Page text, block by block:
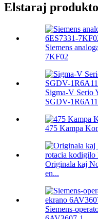
Elstaraj
Siemens
7KF02
Sigma-V Serio
SGDV-
475 Kampa
Originala kaj
en...
Siemens-